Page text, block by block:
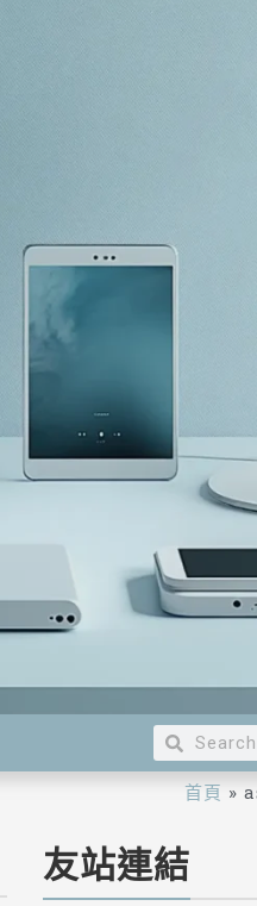
首頁 »
友站連結